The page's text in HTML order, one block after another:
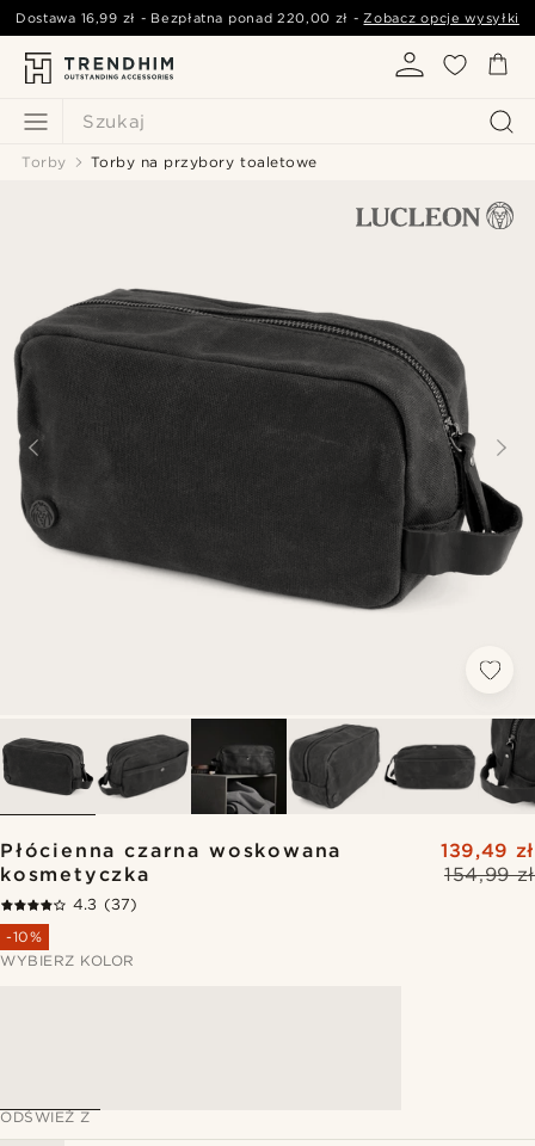
Szukaj
Dostawa 16,99 zł - Bezpłatna ponad220,00 zł -Zobacz opcje wysyłki
Torby Torby na przybory toaletowe
Płócienna czarna woskowana
kosmetyczka
154,99 zł
139,49 zł
4.3 (37)
-10%
WYBIERZ KOLOR
ODŚWIEŻ Z